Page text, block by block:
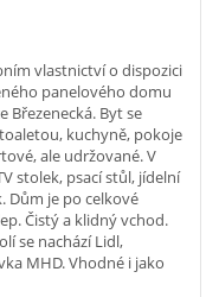
vlastnictví o dispozici
panelového domu
Březenecká. Byt se
kuchyně, pokoje
ale udržované. V
stolek, psací stůl, jídelní
Dům je po celkové
Čistý a klidný vchod.
se nachází Lidl,
MHD. Vhodné i jako